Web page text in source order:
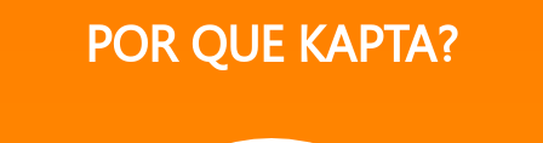
POR QUE KAPTA?